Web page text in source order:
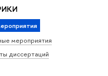
мероприятия
диссертаций